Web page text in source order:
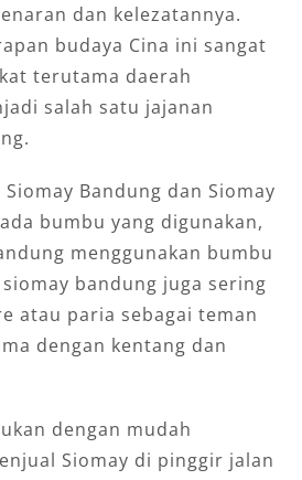
dan kelezatannya.
budaya Cina ini sangat
terutama daerah
salah satu jajanan
Bandung dan Siomay
bumbu yang digunakan,
menggunakan bumbu
bandung juga sering
atau paria sebagai teman
dengan kentang dan
dengan mudah
Siomay di pinggir jalan